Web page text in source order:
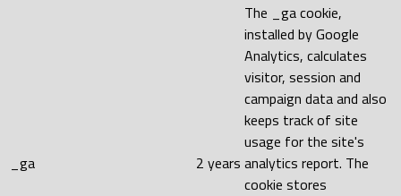
_ga 2 years
The _ga cookie,
installed by Google
Analytics, calculates
visitor, session and
campaign data and also
keeps track of site
usage for the site's
analytics report. The
cookie stores